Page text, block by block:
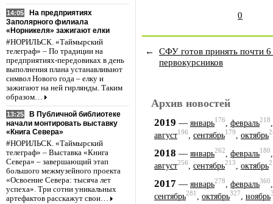
14:05
На предприятиях
Заполярного филиала
«Норникеля» зажигают елки
#НОРИЛЬСК. «Таймырский
телеграф» – По традиции на
предприятиях-передовиках в день
выполнения плана устанавливают
символ Нового года – елку и
зажигают на ней гирлянды. Таким
образом…
13:25
В Публичной библиотеке
начали монтировать выставку
«Книга Севера»
#НОРИЛЬСК. «Таймырский
телеграф» – Выставка «Книга
Севера» – завершающий этап
большого межмузейного проекта
«Освоение Севера: тысяча лет
успеха». Три сотни уникальных
артефактов расскажут свои…
0
←
СФУ готов принять почти
первокурсников
Архив новостей
2019 — январь176 февраль218
август196, сентябрь179, октябрь
2018 — январь262 февраль180
август256, сентябрь213, октябрь
2017 — январь278 февраль360
сентябрь281, октябрь327, ноябрь